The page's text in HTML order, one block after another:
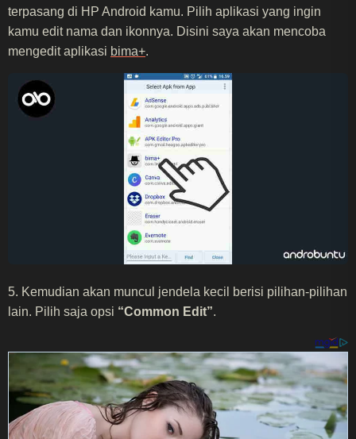
terpasang di HP Android kamu. Pilih aplikasi yang ingin
kamu edit nama dan ikonnya. Disini saya akan mencoba
mengedit aplikasi bima+.
5. Kemudian akan muncul jendela kecil berisi pilihan-pilihan
lain. Pilih saja opsi “Common Edit”.